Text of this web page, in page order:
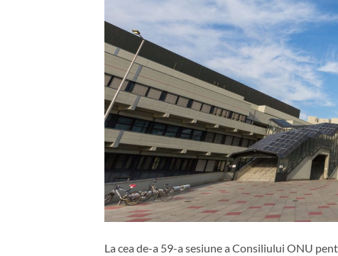
La cea de-a 59-a sesiune a Consiliului ONU